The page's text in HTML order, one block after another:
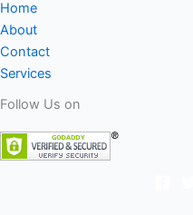
Home
About
Contact
Services
Follow Us on